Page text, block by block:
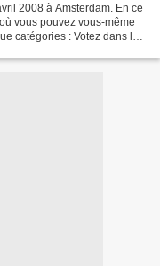
2008 à Amsterdam. En ce
vous pouvez vous-même
catégories : Votez dans les